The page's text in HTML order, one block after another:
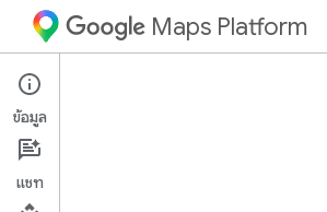
Maps Platform
Mobility Services
ข้อมูล
แชท